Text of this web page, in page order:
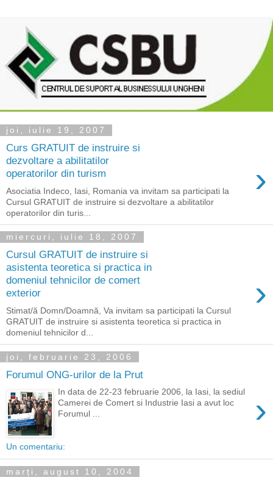
joi, iulie 19, 2007
Curs GRATUIT de instruire si
dezvoltare a abilitatilor
operatorilor din turism
›
Asociatia Indeco, Iasi, Romania va invitam sa participati la
Cursul GRATUIT de instruire si dezvoltare a abilitatilor
operatorilor din turis...
miercuri, iulie 18, 2007
Cursul GRATUIT de instruire si
asistenta teoretica si practica in
domeniul tehnicilor de comert
exterior
›
Stimat/ă Domn/Doamnă, Va invitam sa participati la Cursul
GRATUIT de instruire si asistenta teoretica si practica in
domeniul tehnicilor d...
joi, februarie 23, 2006
Forumul ONG-urilor de la Prut
›
In data de 22-23 februarie 2006, la Iasi, la sediul
Camerei de Comert si Industrie Iasi a avut loc
Forumul ...
Un comentariu:
marți, august 10, 2004